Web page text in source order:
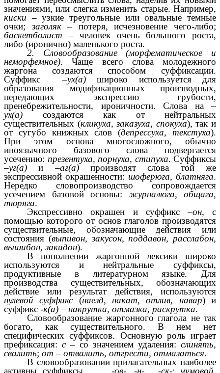
значениями, или слегка изменить старые. Например,
киски – узкие треугольные или овальные темные
очки;заголяк– потеря, исчезновение чего-либо;
баскетболист – человек очень большого роста,
либо (иронично) маленького роста.
2. Словообразование (морфематическое и
неморфемное).Чаще всего слова молодежного
жаргона создаются способом суффиксации.
Суффикс–ух(а)широко используется для
образования модификационных производных,
передающих экспрессию грубости,
пренебрежительности, ироничности. Слова на–
ух(а) создаются как от нейтральных
существительных (кликуха, заказуха, спокуха), так и
от сугубо книжных слов (депрессуха, текстуха).
При этом основа многосложного, обычно
иноязычного базового слова подвергается
усечению: презентуха, порнуха, стипуха. Суффиксы
–уг(а) и–аг(а)производят слова той же
экспрессивной окрашенности:шоферюга, блатняга.
Нередко словопроизводство сопровождается
усечением базовой основы: журналюга, общага,
тюряга.
Экспрессивно окрашен и суффикс–он, с
помощью которого от основ глаголов производятся
существительные, обозначающие действия или
состояния (выпивон, закусон, поддавон, расслабон,
вышибон, закидон).
В пополнении жаргонной лексики широко
используются и нейтральные суффиксы,
продуктивные в литературном языке. Для
производства существительных, обозначающих
действие или результат действия, используются
нулевой суффикс(наезд, накат, отлив, навар) и
суффикс -к(а)– накрутка, отмазка, раскрутка.
Словообразование жаргонного глагола не так
богато, как существительного. В нем нет
специфических суффиксов. Основную роль играет
префиксация: с– со значением удаления: слинять,
свалить; от – отвалить, отгрести, отмазаться.
В словообразовании прилагательных наиболее
активны суффиксы -ов-, -н- , -ск-:чумовой,